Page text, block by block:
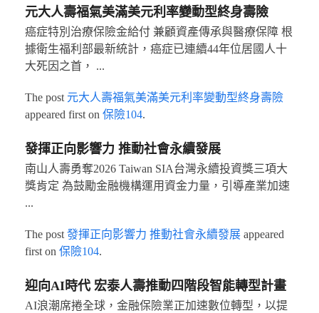
元大人壽福氣美滿美元利率變動型終身壽險
癌症特別治療保險金給付 兼顧資產傳承與醫療保障 根
據衛生福利部最新統計，癌症已連續44年位居國人十
大死因之首， ...
The post 元大人壽福氣美滿美元利率變動型終身壽險
appeared first on 保險104.
發揮正向影響力 推動社會永續發展
南山人壽勇奪2026 Taiwan SIA台灣永續投資獎三項大
獎肯定 為鼓勵金融機構運用資金力量，引導產業加速
...
The post 發揮正向影響力 推動社會永續發展appeared
first on 保險104.
迎向AI時代 宏泰人壽推動四階段智能轉型計畫
AI浪潮席捲全球，金融保險業正加速數位轉型，以提